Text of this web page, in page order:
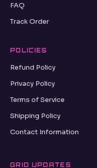
FAQ
Track Order
POLICIES
Refund Policy
Privacy Policy
Terms of Service
Shipping Policy
Contact Information
GRID UPDATES